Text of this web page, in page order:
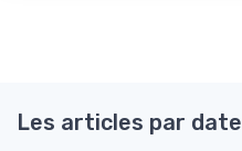
Les articles par date